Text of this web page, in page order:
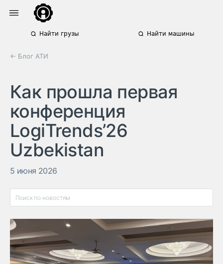
Найти грузы Найти машины
← Блог АТИ
Как прошла первая
конференция
LogiTrends’26
Uzbekistan
5 июня 2026